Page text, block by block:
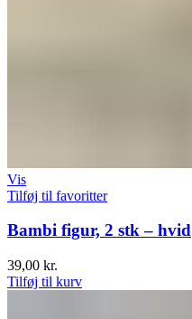
Vis
Tilføj til favoritter
Bambi figur, 2 stk – hvid
39,00 kr.
Tilføj til kurv